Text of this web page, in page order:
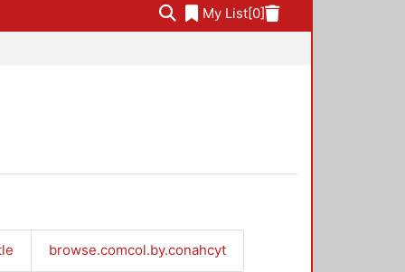
My List[0]
browse.comcol.by.conahcyt